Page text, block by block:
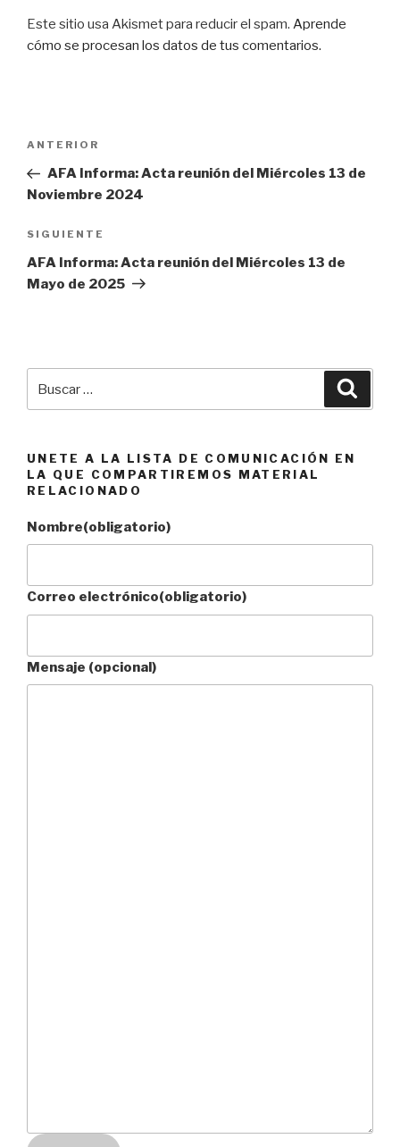
Este sitio usa Akismet para reducir el spam. Aprende
cómo se procesan los datos de tus comentarios.
entradas
Entrada
anterior:
ANTERIOR
AFA Informa: Acta reunión del Miércoles 13 de
Noviembre 2024
Siguiente
entrada
SIGUIENTE
AFA Informa: Acta reunión del Miércoles 13 de
Mayo de 2025
UNETE A LA LISTA DE COMUNICACIÓN EN
LA QUE COMPARTIREMOS MATERIAL
RELACIONADO
Nombre(obligatorio)
Correo electrónico(obligatorio)
Mensaje (opcional)